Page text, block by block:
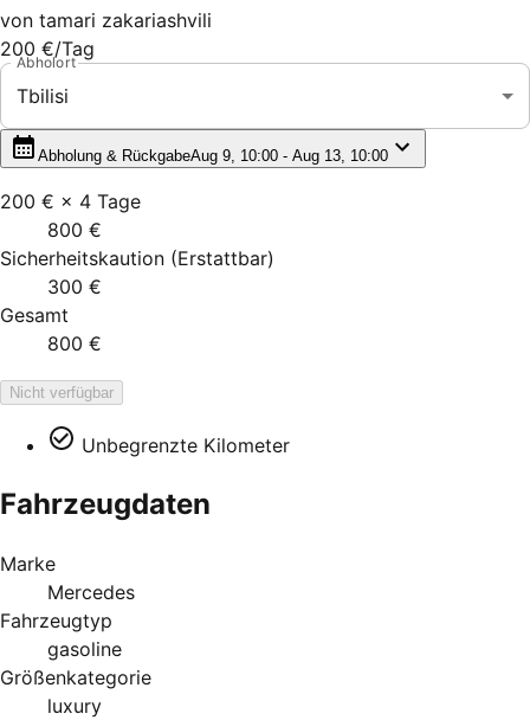
von tamari zakariashvili
200 €/Tag
Abholort
Tbilisi
Abholung & RückgabeAug 9, 10:00 - Aug 13, 10:00
200 € × 4 Tage
800 €
Sicherheitskaution (Erstattbar)
300 €
Gesamt
800 €
Nicht verfügbar
Unbegrenzte Kilometer
Fahrzeugdaten
Marke
Mercedes
Fahrzeugtyp
gasoline
Größenkategorie
luxury